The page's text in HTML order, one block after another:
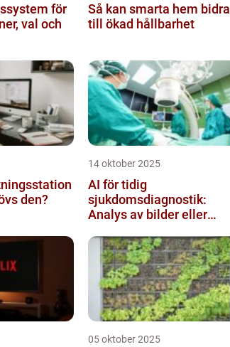
för
val och
Så kan smarta hem bidra
till ökad hållbarhet
den?
14 oktober 2025
AI för tidig
sjukdomsdiagnostik:
Analys av bilder eller
05 oktober 2025